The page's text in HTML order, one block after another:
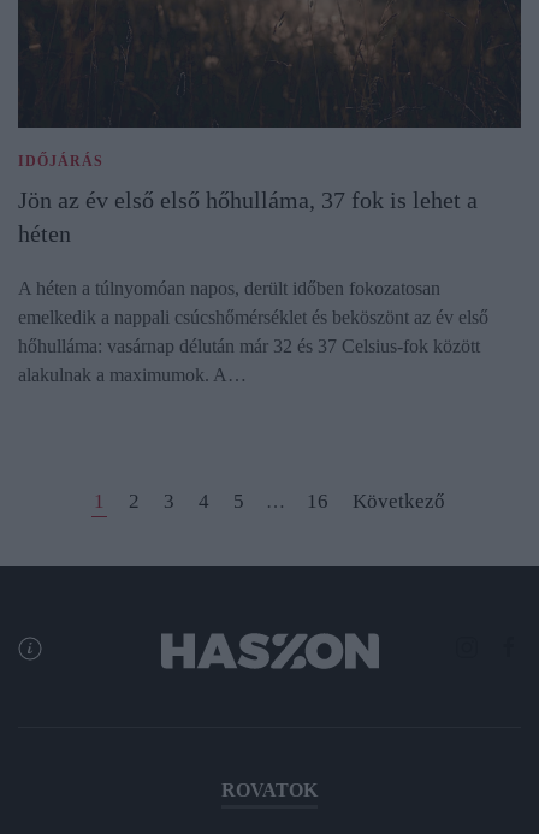
IDŐJÁRÁS
Jön az év első első hőhulláma, 37 fok is lehet a
héten
A héten a túlnyomóan napos, derült időben fokozatosan
emelkedik a nappali csúcshőmérséklet és beköszönt az év első
hőhulláma: vasárnap délután már 32 és 37 Celsius-fok között
alakulnak a maximumok. A…
1 2 3 4 5 … 16 Következő
ROVATOK